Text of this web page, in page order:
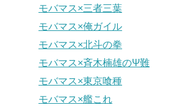
モバマス×三者三葉
モバマス×俺ガイル
モバマス×北斗の拳
モバマス×斉木楠雄のΨ難
モバマス×東京喰種
モバマス×艦これ